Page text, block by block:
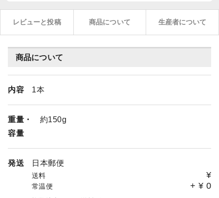
レビューと投稿 商品について 生産者について
商品について
内容 1本
重量・
容量
約150g
発送 日本郵便
送料 ¥
常温便 + ¥ 0